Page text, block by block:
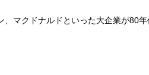
マクドナルドといった大企業が80